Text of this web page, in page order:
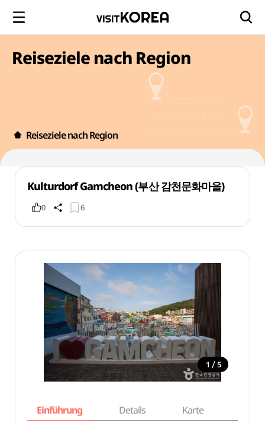
Reiseziele nach Region
Reiseziele nach Region
Kulturdorf Gamcheon (부산 감천문화마을)
0 6
1 / 5
Einführung Details Karte